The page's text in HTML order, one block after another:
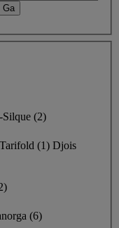
(2)
(1) Djois
(6)